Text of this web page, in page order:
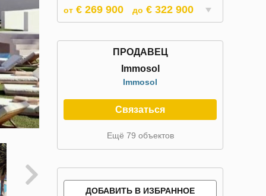
от € 269 900 до € 322 900
ПРОДАВЕЦ
Immosol
Immosol
Связаться
Ещё 79 объектов
ДОБАВИТЬ В ИЗБРАННОЕ